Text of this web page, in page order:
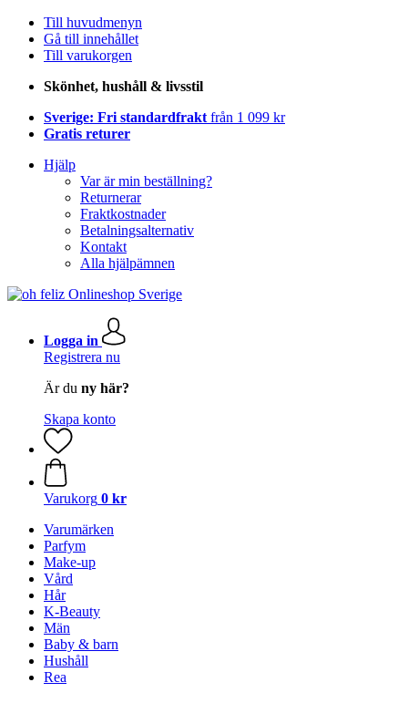
Till huvudmenyn
Gå till innehållet
Till varukorgen
Skönhet, hushåll & livsstil
Sverige: Fri standardfrakt från 1 099 kr
Gratis returer
Hjälp
Var är min beställning?
Returnerar
Fraktkostnader
Betalningsalternativ
Kontakt
Alla hjälpämnen
Logga in
Registrera nu
Är du ny här?
Skapa konto
Varukorg 0 kr
Varumärken
Parfym
Make-up
Vård
Hår
K-Beauty
Män
Baby & barn
Hushåll
Rea